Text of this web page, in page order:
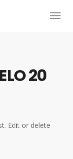
20
Edit or delete